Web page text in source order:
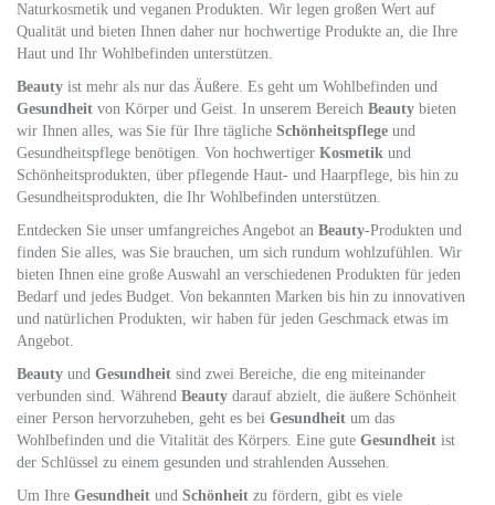
Naturkosmetik und veganen Produkten. Wir legen großen Wert auf
Qualität und bieten Ihnen daher nur hochwertige Produkte an, die Ihre
Haut und Ihr Wohlbefinden unterstützen.
Beauty ist mehr als nur das Äußere. Es geht um Wohlbefinden und
Gesundheit von Körper und Geist. In unserem Bereich Beauty bieten
wir Ihnen alles, was Sie für Ihre tägliche Schönheitspflege und
Gesundheitspflege benötigen. Von hochwertiger Kosmetik und
Schönheitsprodukten, über pflegende Haut- und Haarpflege, bis hin zu
Gesundheitsprodukten, die Ihr Wohlbefinden unterstützen.
Entdecken Sie unser umfangreiches Angebot an Beauty-Produkten und
finden Sie alles, was Sie brauchen, um sich rundum wohlzufühlen. Wir
bieten Ihnen eine große Auswahl an verschiedenen Produkten für jeden
Bedarf und jedes Budget. Von bekannten Marken bis hin zu innovativen
und natürlichen Produkten, wir haben für jeden Geschmack etwas im
Angebot.
Beauty und Gesundheit sind zwei Bereiche, die eng miteinander
verbunden sind. Während Beauty darauf abzielt, die äußere Schönheit
einer Person hervorzuheben, geht es bei Gesundheit um das
Wohlbefinden und die Vitalität des Körpers. Eine gute Gesundheit ist
der Schlüssel zu einem gesunden und strahlenden Aussehen.
Um Ihre Gesundheit und Schönheit zu fördern, gibt es viele